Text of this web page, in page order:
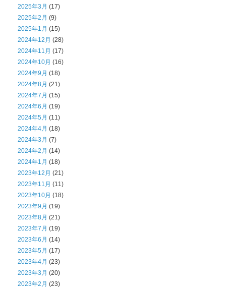
2025年3月 (17)
2025年2月 (9)
2025年1月 (15)
2024年12月 (28)
2024年11月 (17)
2024年10月 (16)
2024年9月 (18)
2024年8月 (21)
2024年7月 (15)
2024年6月 (19)
2024年5月 (11)
2024年4月 (18)
2024年3月 (7)
2024年2月 (14)
2024年1月 (18)
2023年12月 (21)
2023年11月 (11)
2023年10月 (18)
2023年9月 (19)
2023年8月 (21)
2023年7月 (19)
2023年6月 (14)
2023年5月 (17)
2023年4月 (23)
2023年3月 (20)
2023年2月 (23)